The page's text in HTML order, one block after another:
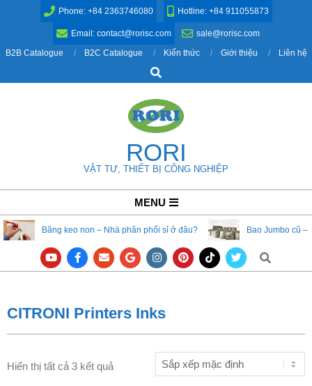
Phone: +84 2363746080 Hotline: +84 911055873
Email: contact@rorisc.com
sale@rorisc.com
B2B Catalogue
B2C Catalogue Kiến thức Giới thiệu
Liên hệ
Search
RORI
VẬT TƯ, THIẾT BỊ CÔNG NGHIỆP
Navigation
Menu
MENU
Băng keo non – Nhà phân phối sỉ ở đâu? Bao Jumbo cũ –
Search
CITRONI Printers Inks
Hiển thị tất cả 3 kết quả